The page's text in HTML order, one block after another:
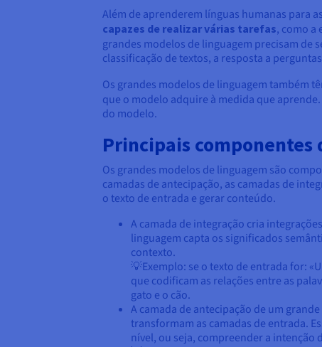
Além de aprenderem línguas humanas para
capazes de realizar várias tarefas, como a
grandes modelos de linguagem precisam de
classificação de textos, a resposta a
Os grandes modelos de linguagem também
que o modelo adquire à medida que
do modelo.
Principais componentes
Os grandes modelos de linguagem são
camadas de antecipação, as camadas de
o texto de entrada e gerar conteúdo.
A camada de integração cria
linguagem capta os significados
contexto.
💡Exemplo: se o texto de entrada for:
que codificam as relações entre as
gato e o cão.
A camada de antecipação de um
transformam as camadas de entrada.
nível, ou seja, compreender a